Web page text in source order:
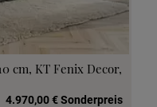
cm, KT Fenix Decor,
4.970,00 € Sonderpreis